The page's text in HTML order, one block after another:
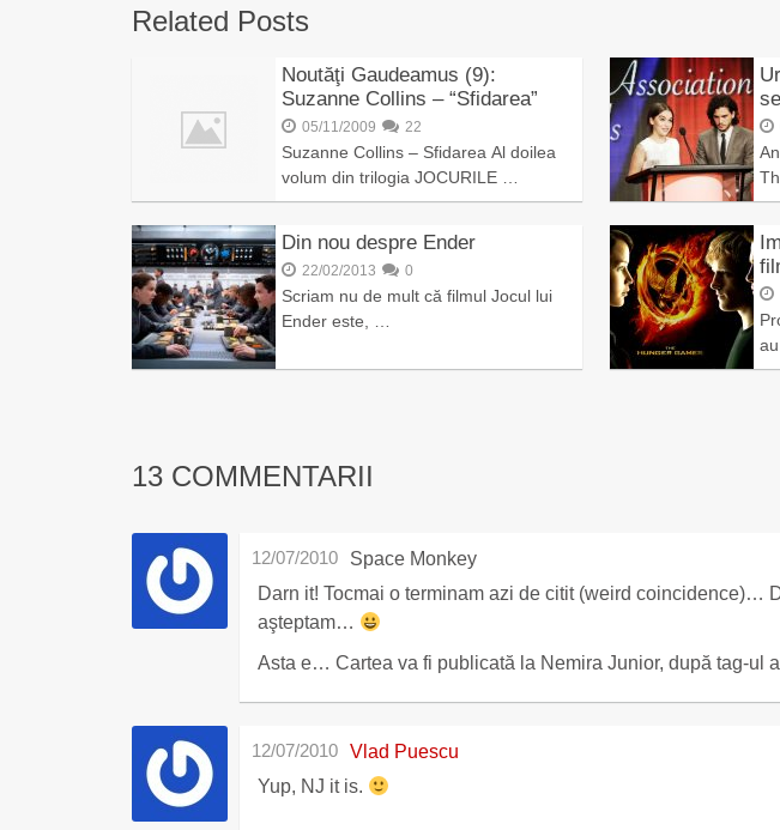
Related Posts
Noutăţi Gaudeamus (9):
Suzanne Collins – “Sfidarea”
05/11/2009 22
Suzanne Collins – Sfidarea Al doilea
volum din trilogia JOCURILE …
Din nou despre Ender
22/02/2013 0
Scriam nu de mult că filmul Jocul lui
Ender este, …
13 COMMENTARII
Space Monkey
12/07/2010
Darn it! Tocmai o terminam azi de citit (weird coincidence)…
aşteptam…
Asta e… Cartea va fi publicată la Nemira Junior, după tag-ul
Vlad Puescu
12/07/2010
Yup, NJ it is.